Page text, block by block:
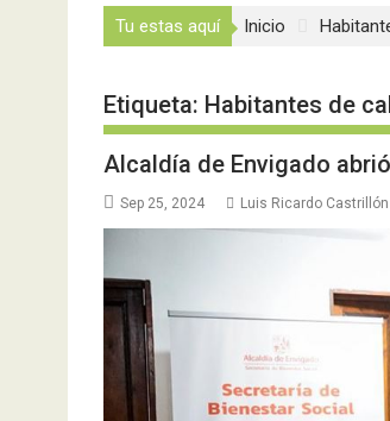
Tu estas aquí Inicio
Etiqueta: Habitantes de
Alcaldía de Envigado
Sep 25, 2024 Luis Ricardo